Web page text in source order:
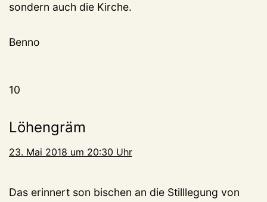
sondern auch die Kirche.
Benno
10
Löhengräm
23. Mai 2018 um 20:30 Uhr
Das erinnert son bischen an die Stilllegung von